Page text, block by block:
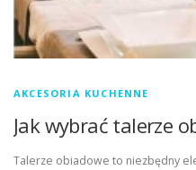
AKCESORIA KUCHENNE
Jak wybrać talerze
Talerze obiadowe to niezbędny